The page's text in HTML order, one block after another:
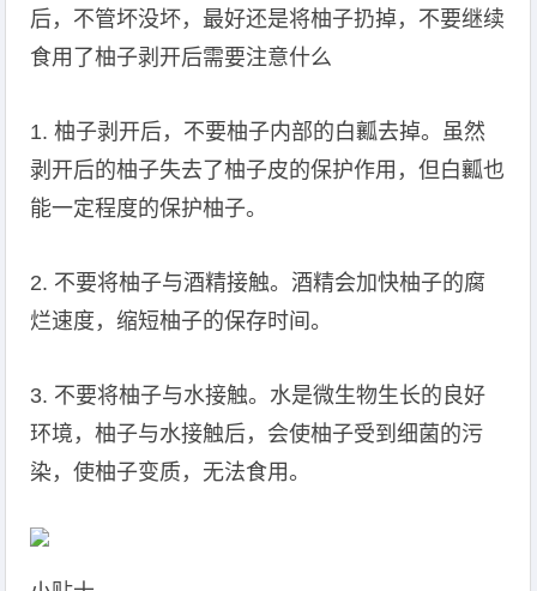
后，不管坏没坏，最好还是将柚子扔掉，不要继续
食用了柚子剥开后需要注意什么
1. 柚子剥开后，不要柚子内部的白瓤去掉。虽然
剥开后的柚子失去了柚子皮的保护作用，但白瓤也
能一定程度的保护柚子。
2. 不要将柚子与酒精接触。酒精会加快柚子的腐
烂速度，缩短柚子的保存时间。
3. 不要将柚子与水接触。水是微生物生长的良好
环境，柚子与水接触后，会使柚子受到细菌的污
染，使柚子变质，无法食用。